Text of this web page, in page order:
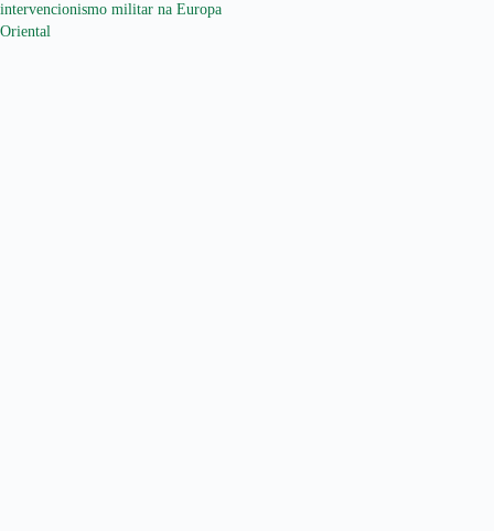
intervencionismo militar na Europa
Oriental